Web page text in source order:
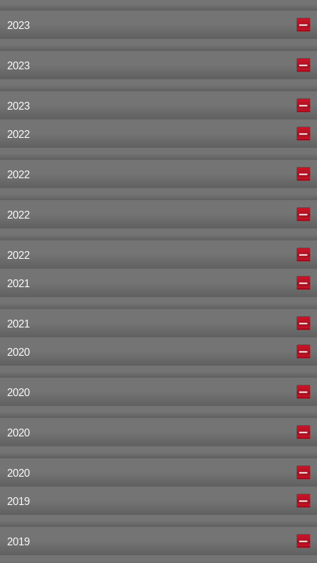
2023
2023
2023
2022
2022
2022
2022
2021
2021
2020
2020
2020
2020
2019
2019